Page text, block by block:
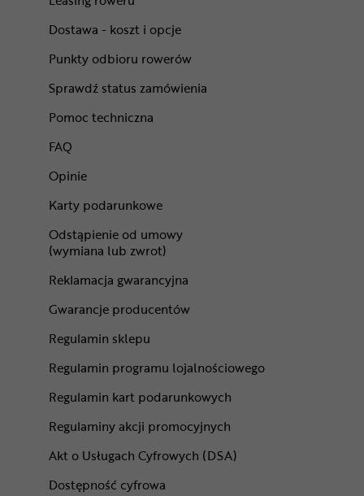
Dostawa - koszt i opcje
Punkty odbioru rowerów
Sprawdź status zamówienia
Pomoc techniczna
FAQ
Opinie
Karty podarunkowe
Odstąpienie od umowy
(wymiana lub zwrot)
Reklamacja gwarancyjna
Gwarancje producentów
Regulamin sklepu
Regulamin programu lojalnościowego
Regulamin kart podarunkowych
Regulaminy akcji promocyjnych
Akt o Usługach Cyfrowych (DSA)
Dostępność cyfrowa